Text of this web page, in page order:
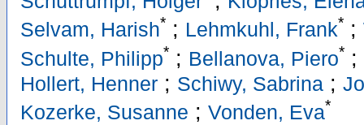
Selvam, Harish* ; Lehmkuhl, Frank* ;
Schulte, Philipp* ; Bellanova, Piero* ;
Hollert, Henner ; Schiwy, Sabrina ;
Kozerke, Susanne ; Vonden, Eva*